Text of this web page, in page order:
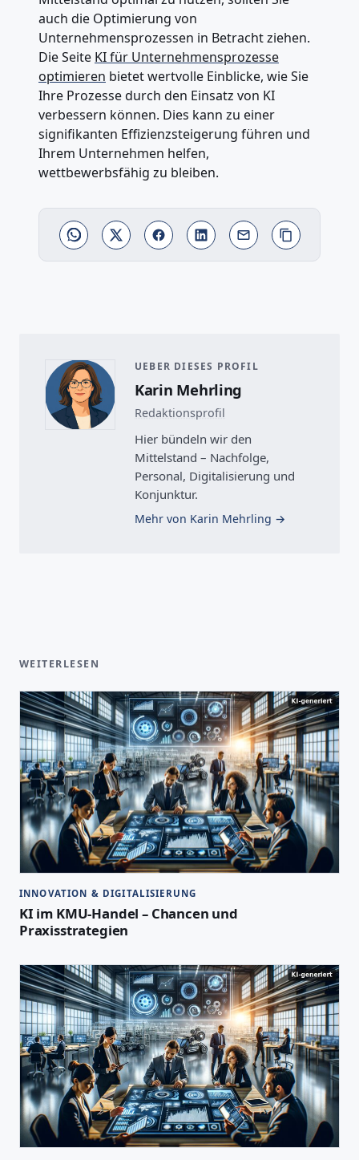
auch die Optimierung von
Unternehmensprozessen in Betracht ziehen.
Die Seite KI für Unternehmensprozesse
optimieren bietet wertvolle Einblicke, wie Sie
Ihre Prozesse durch den Einsatz von KI
verbessern können. Dies kann zu einer
signifikanten Effizienzsteigerung führen und
Ihrem Unternehmen helfen,
wettbewerbsfähig zu bleiben.
UEBER DIESES PROFIL
Karin Mehrling
Redaktionsprofil
Hier bündeln wir den
Mittelstand – Nachfolge,
Personal, Digitalisierung und
Konjunktur.
Mehr von Karin Mehrling
WEITERLESEN
INNOVATION & DIGITALISIERUNG
KI im KMU-Handel – Chancen und
Praxisstrategien